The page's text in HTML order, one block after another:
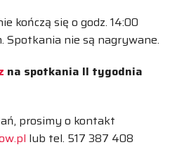
kończą się o godz. 14:00
Spotkania nie są nagrywane.
na spotkania II tygodnia
prosimy o kontakt
lub tel. 517 387 408